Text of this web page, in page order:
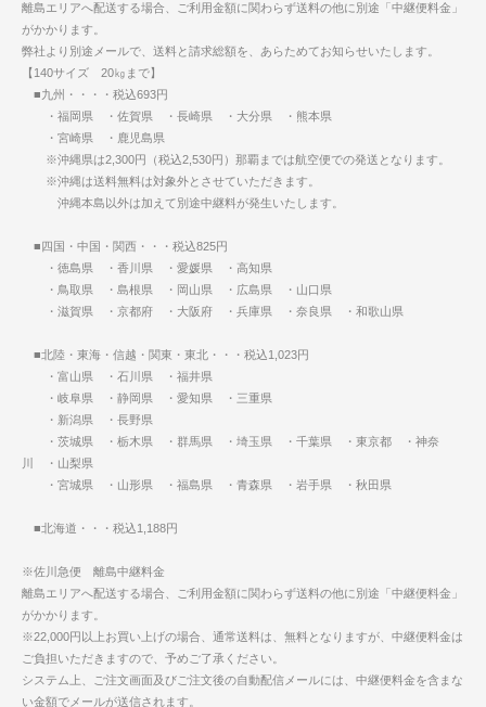
離島エリアへ配送する場合、ご利用金額に関わらず送料の他に別途「中継便料金」
がかかります。
弊社より別途メールで、送料と請求総額を、あらためてお知らせいたします。
【140サイズ 20㎏まで】
■九州・・・・税込693円
・福岡県 ・佐賀県 ・長崎県 ・大分県 ・熊本県
・宮崎県 ・鹿児島県
※沖縄県は2,300円（税込2,530円）那覇までは航空便での発送となります。
※沖縄は送料無料は対象外とさせていただきます。
沖縄本島以外は加えて別途中継料が発生いたします。
■四国・中国・関西・・・税込825円
・徳島県 ・香川県 ・愛媛県 ・高知県
・鳥取県 ・島根県 ・岡山県 ・広島県 ・山口県
・滋賀県 ・京都府 ・大阪府 ・兵庫県 ・奈良県 ・和歌山県
■北陸・東海・信越・関東・東北・・・税込1,023円
・富山県 ・石川県 ・福井県
・岐阜県 ・静岡県 ・愛知県 ・三重県
・新潟県 ・長野県
・茨城県 ・栃木県 ・群馬県 ・埼玉県 ・千葉県 ・東京都 ・神奈
川 ・山梨県
・宮城県 ・山形県 ・福島県 ・青森県 ・岩手県 ・秋田県
■北海道・・・税込1,188円
※佐川急便 離島中継料金
離島エリアへ配送する場合、ご利用金額に関わらず送料の他に別途「中継便料金」
がかかります。
※22,000円以上お買い上げの場合、通常送料は、無料となりますが、中継便料金は
ご負担いただきますので、予めご了承ください。
システム上、ご注文画面及びご注文後の自動配信メールには、中継便料金を含まな
い金額でメールが送信されます。